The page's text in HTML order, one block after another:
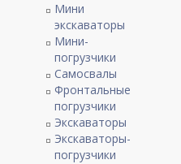
Мини
экскаваторы
Мини-
погрузчики
Самосвалы
Фронтальные
погрузчики
Экскаваторы
Экскаваторы-
погрузчики